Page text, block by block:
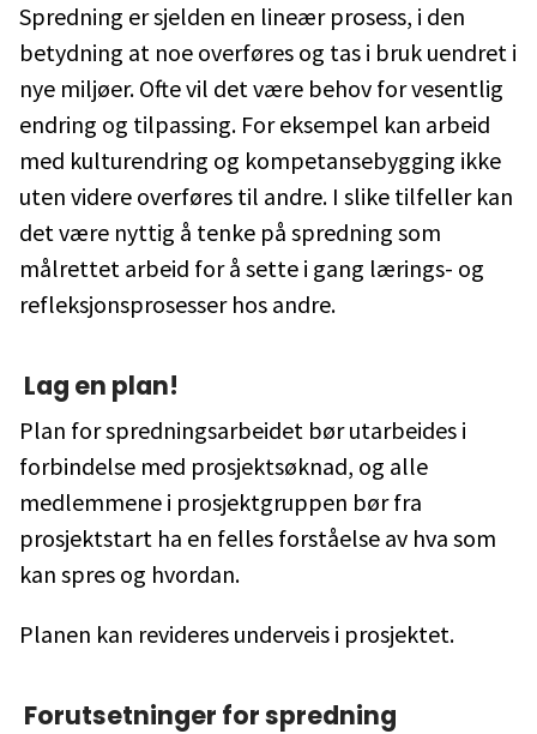
Spredning er sjelden en lineær prosess, i den
betydning at noe overføres og tas i bruk uendret i
nye miljøer. Ofte vil det være behov for vesentlig
endring og tilpassing. For eksempel kan arbeid
med kulturendring og kompetansebygging ikke
uten videre overføres til andre. I slike tilfeller kan
det være nyttig å tenke på spredning som
målrettet arbeid for å sette i gang lærings- og
refleksjonsprosesser hos andre.
Lag en plan!
Plan for spredningsarbeidet bør utarbeides i
forbindelse med prosjektsøknad, og alle
medlemmene i prosjektgruppen bør fra
prosjektstart ha en felles forståelse av hva som
kan spres og hvordan.
Planen kan revideres underveis i prosjektet.
Forutsetninger for spredning